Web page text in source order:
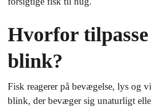
Hvorfor
blink?
Fisk reagerer på bevægelse, lys og
blink, der bevæger sig unaturligt